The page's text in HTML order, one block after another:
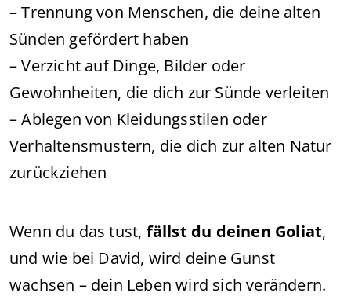
– Trennung von Menschen, die deine alten
Sünden gefördert haben
– Verzicht auf Dinge, Bilder oder
Gewohnheiten, die dich zur Sünde verleiten
– Ablegen von Kleidungsstilen oder
Verhaltensmustern, die dich zur alten Natur
zurückziehen
Wenn du das tust, fällst du deinen Goliat,
und wie bei David, wird deine Gunst
wachsen – dein Leben wird sich verändern.